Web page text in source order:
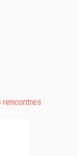
rencontres